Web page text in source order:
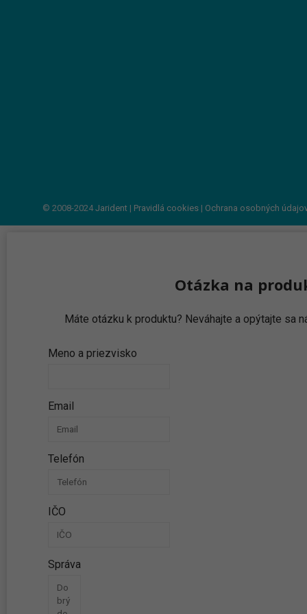
© 2008-2024Jarident | Pravidlá cookies | Ochrana osobných
Otázka na
Máte otázku k produktu? Neváhajte a opýtajte sa
Meno a priezvisko
Email
Telefón
IČO
Správa